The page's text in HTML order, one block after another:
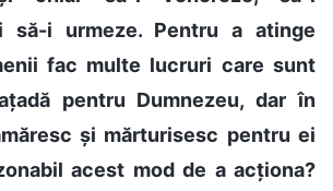
să-i urmeze. Pentru a atinge
fac multe lucruri care sunt
pentru Dumnezeu, dar în
și mărturisesc pentru ei
acest mod de a acționa?